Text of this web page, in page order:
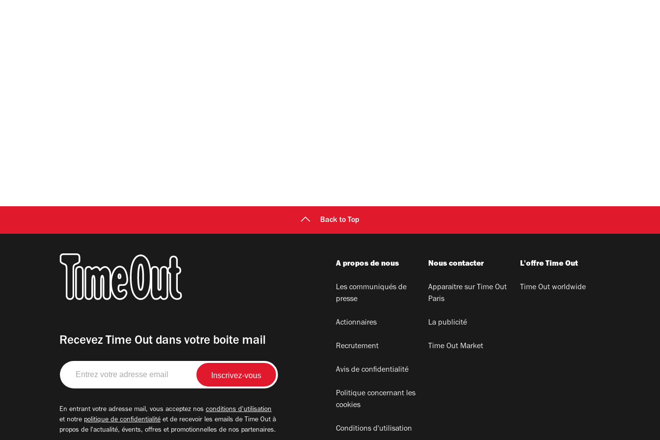
Back to Top
Recevez Time Out dans votre boite mail
Entrez
votre
adresse
En entrant votre adresse mail, vous acceptez nos conditions d'utilisation
et notre politique de confidentialité et de recevoir les emails de Time Out à
propos de l'actualité, évents, offres et promotionnelles de nos partenaires.
A propos de nous
Les communiqués de
presse
Actionnaires
Recrutement
Avis de confidentialité
Politique concernant les
cookies
Conditions d'utilisation
Nous contacter
Apparaitre sur Time Out
Paris
La publicité
Time Out Market
L'offre Time Out
Time Out worldwide